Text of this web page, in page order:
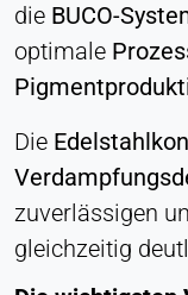
die BUCO-
optimale
Die
zuverlässigen
gleichzeitig
Zur Messung
LinkedIn
Name:
bcookie,
Anbieter: